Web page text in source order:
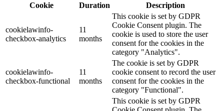
Cookie
Duration Description
cookielawinfo-
checkbox-analytics
11
months
This cookie is set by GDPR
Cookie Consent plugin. The
cookie is used to store the user
consent for the cookies in the
category "Analytics".
cookielawinfo-
checkbox-functional
11
months
The cookie is set by GDPR
cookie consent to record the user
consent for the cookies in the
category "Functional".
This cookie is set by GDPR